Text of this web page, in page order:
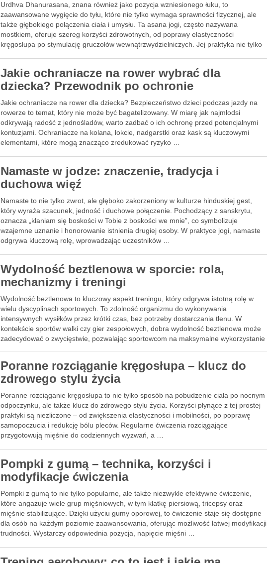
Urdhva Dhanurasana, znana również jako pozycja wzniesionego łuku, to
zaawansowane wygięcie do tyłu, które nie tylko wymaga sprawności fizycznej, ale
także głębokiego połączenia ciała i umysłu. Ta asana jogi, często nazywana
mostkiem, oferuje szereg korzyści zdrowotnych, od poprawy elastyczności
kręgosłupa po stymulację gruczołów wewnątrzwydzielniczych. Jej praktyka nie tylko
Jakie ochraniacze na rower wybrać dla
dziecka? Przewodnik po ochronie
Jakie ochraniacze na rower dla dziecka? Bezpieczeństwo dzieci podczas jazdy na
rowerze to temat, który nie może być bagatelizowany. W miarę jak najmłodsi
odkrywają radość z jednośladów, warto zadbać o ich ochronę przed potencjalnymi
kontuzjami. Ochraniacze na kolana, łokcie, nadgarstki oraz kask są kluczowymi
elementami, które mogą znacząco zredukować ryzyko …
Namaste w jodze: znaczenie, tradycja i
duchowa więź
Namaste to nie tylko zwrot, ale głęboko zakorzeniony w kulturze hinduskiej gest,
który wyraża szacunek, jedność i duchowe połączenie. Pochodzący z sanskrytu,
oznacza „kłaniam się boskości w Tobie z boskości we mnie”, co symbolizuje
wzajemne uznanie i honorowanie istnienia drugiej osoby. W praktyce jogi, namaste
odgrywa kluczową rolę, wprowadzając uczestników …
Wydolność beztlenowa w sporcie: rola,
mechanizmy i treningi
Wydolność beztlenowa to kluczowy aspekt treningu, który odgrywa istotną rolę w
wielu dyscyplinach sportowych. To zdolność organizmu do wykonywania
intensywnych wysiłków przez krótki czas, bez potrzeby dostarczania tlenu. W
kontekście sportów walki czy gier zespołowych, dobra wydolność beztlenowa może
zadecydować o zwycięstwie, pozwalając sportowcom na maksymalne wykorzystanie
Poranne rozciąganie kręgosłupa – klucz do
zdrowego stylu życia
Poranne rozciąganie kręgosłupa to nie tylko sposób na pobudzenie ciała po nocnym
odpoczynku, ale także klucz do zdrowego stylu życia. Korzyści płynące z tej prostej
praktyki są niezliczone – od zwiększenia elastyczności i mobilności, po poprawę
samopoczucia i redukcję bólu pleców. Regularne ćwiczenia rozciągające
przygotowują mięśnie do codziennych wyzwań, a …
Pompki z gumą – technika, korzyści i
modyfikacje ćwiczenia
Pompki z gumą to nie tylko popularne, ale także niezwykle efektywne ćwiczenie,
które angażuje wiele grup mięśniowych, w tym klatkę piersiową, tricepsy oraz
mięśnie stabilizujące. Dzięki użyciu gumy oporowej, to ćwiczenie staje się dostępne
dla osób na każdym poziomie zaawansowania, oferując możliwość łatwej modyfikacji
trudności. Wystarczy odpowiednia pozycja, napięcie mięśni …